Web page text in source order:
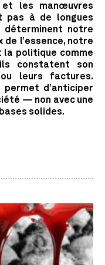
et les manœuvres
pas à de longues
déterminent notre
l’essence, notre
la politique comme
ils constatent son
leurs factures.
d’anticiper
— non avec une
solides.